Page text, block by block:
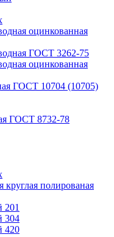
оцинкованная
ГОСТ 3262-75
оцинкованная
ГОСТ 10704 (10705)
ГОСТ 8732-78
полированая
201
304
420